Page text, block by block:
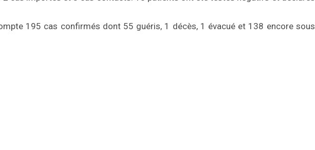
195 cas confirmés dont 55 guéris, 1 décès, 1 évacué et 138 encore sous